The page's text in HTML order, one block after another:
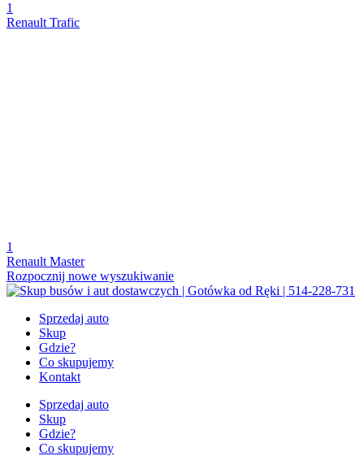
1
Renault Trafic
1
Renault Master
Rozpocznij nowe wyszukiwanie
Sprzedaj auto
Skup
Gdzie?
Co skupujemy
Kontakt
Sprzedaj auto
Skup
Gdzie?
Co skupujemy